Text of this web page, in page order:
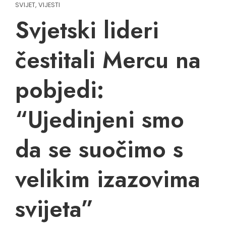
SVIJET, VIJESTI
Svjetski lideri
čestitali Mercu na
pobjedi:
“Ujedinjeni smo
da se suočimo s
velikim izazovima
svijeta”